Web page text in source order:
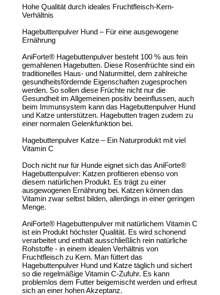
Hohe Qualität durch ideales Fruchtfleisch-Kern-
Verhältnis
Hagebuttenpulver Hund – Für eine ausgewogene
Ernährung
AniForte® Hagebuttenpulver besteht 100 % aus fein
gemahlenen Hagebutten. Diese Rosenfrüchte sind ein
traditionelles Haus- und Naturmittel, dem zahlreiche
gesundheitsfördernde Eigenschaften zugesprochen
werden. So sollen diese Früchte nicht nur die
Gesundheit im Allgemeinen positiv beeinflussen, auch
beim Immunsystem kann das Hagebuttenpulver Hund
und Katze unterstützen. Hagebutten tragen zudem zu
einer normalen Gelenkfunktion bei.
Hagebuttenpulver Katze – Ein Naturprodukt mit viel
Vitamin C
Doch nicht nur für Hunde eignet sich das AniForte®
Hagebuttenpulver: Katzen profitieren ebenso von
diesem natürlichen Produkt. Es trägt zu einer
ausgewogenen Ernährung bei. Katzen können das
Vitamin zwar selbst bilden, allerdings in einer geringen
Menge.
AniForte® Hagebuttenpulver mit natürlichem Vitamin C
ist ein Produkt höchster Qualität. Es wird schonend
verarbeitet und enthält ausschließlich rein natürliche
Rohstoffe - in einem idealen Verhältnis von
Fruchtfleisch zu Kern. Man füttert das
Hagebuttenpulver Hund und Katze täglich und sichert
so die regelmäßige Vitamin C-Zufuhr. Es kann
problemlos dem Futter beigemischt werden und erfreut
sich an einer hohen Akzeptanz.